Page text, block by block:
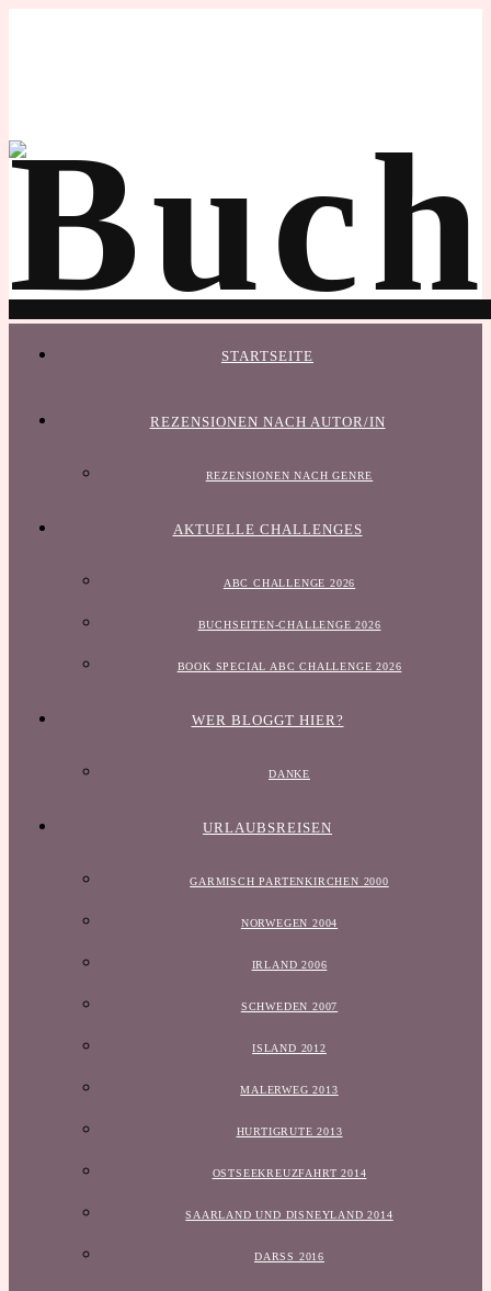
STARTSEITE
REZENSIONEN NACH AUTOR/IN
REZENSIONEN NACH GENRE
AKTUELLE CHALLENGES
ABC CHALLENGE 2026
BUCHSEITEN-CHALLENGE 2026
BOOK SPECIAL ABC CHALLENGE 2026
WER BLOGGT HIER?
DANKE
URLAUBSREISEN
GARMISCH PARTENKIRCHEN 2000
NORWEGEN 2004
IRLAND 2006
SCHWEDEN 2007
ISLAND 2012
MALERWEG 2013
HURTIGRUTE 2013
OSTSEEKREUZFAHRT 2014
SAARLAND UND DISNEYLAND 2014
DARSS 2016